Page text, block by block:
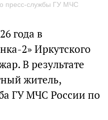
пресс-службы ГУ МЧС
года в
2» Иркутского
В результате
житель,
ГУ МЧС России по